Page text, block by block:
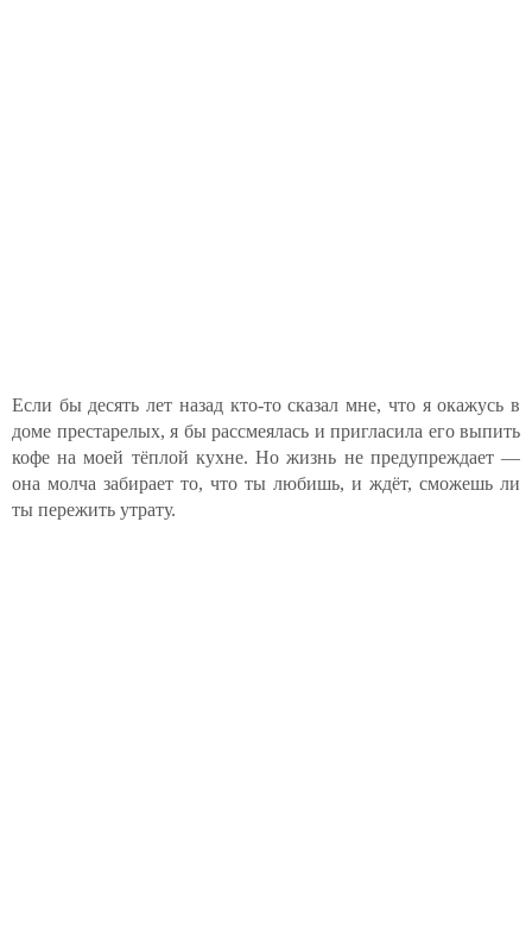
Если бы десять лет назад кто-то сказал мне, что я окажусь в
доме престарелых, я бы рассмеялась и пригласила его выпить
кофе на моей тёплой кухне. Но жизнь не предупреждает —
она молча забирает то, что ты любишь, и ждёт, сможешь ли
ты пережить утрату.